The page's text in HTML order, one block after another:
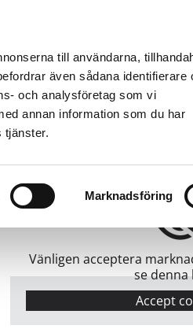
till användarna,
även sådana identifierare
och analysföretag som vi
annan information som du har
tjänster.
Marknadsföring
Trollhättan
0520-102 65
Uddevalla
0522-15000
Vänligen acceptera
se denna
Accept